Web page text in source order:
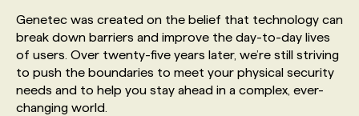
Genetec was created on the belief that technology can
break down barriers and improve the day-to-day lives
of users. Over twenty-five years later, we’re still striving
to push the boundaries to meet your physical security
needs and to help you stay ahead in a complex, ever-
changing world.